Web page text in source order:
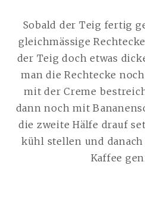
Sobald der Teig fertig
gleichmässige
der Teig doch etwas
man die Rechtecke
mit der Creme
dann noch mit
die zweite Hälfe drauf
kühl stellen und
Kaffee